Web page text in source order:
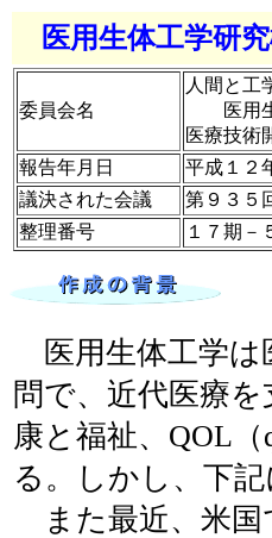
医用生体工学研
委員会名
人間と工
医用生
医療技術
報告年月日
平成１２
議決された会議
第９３５
整理番号
１７期－
医用生体工学は
問で、近代医療
康と福祉、QOL
る。しかし、下
また最近、米国